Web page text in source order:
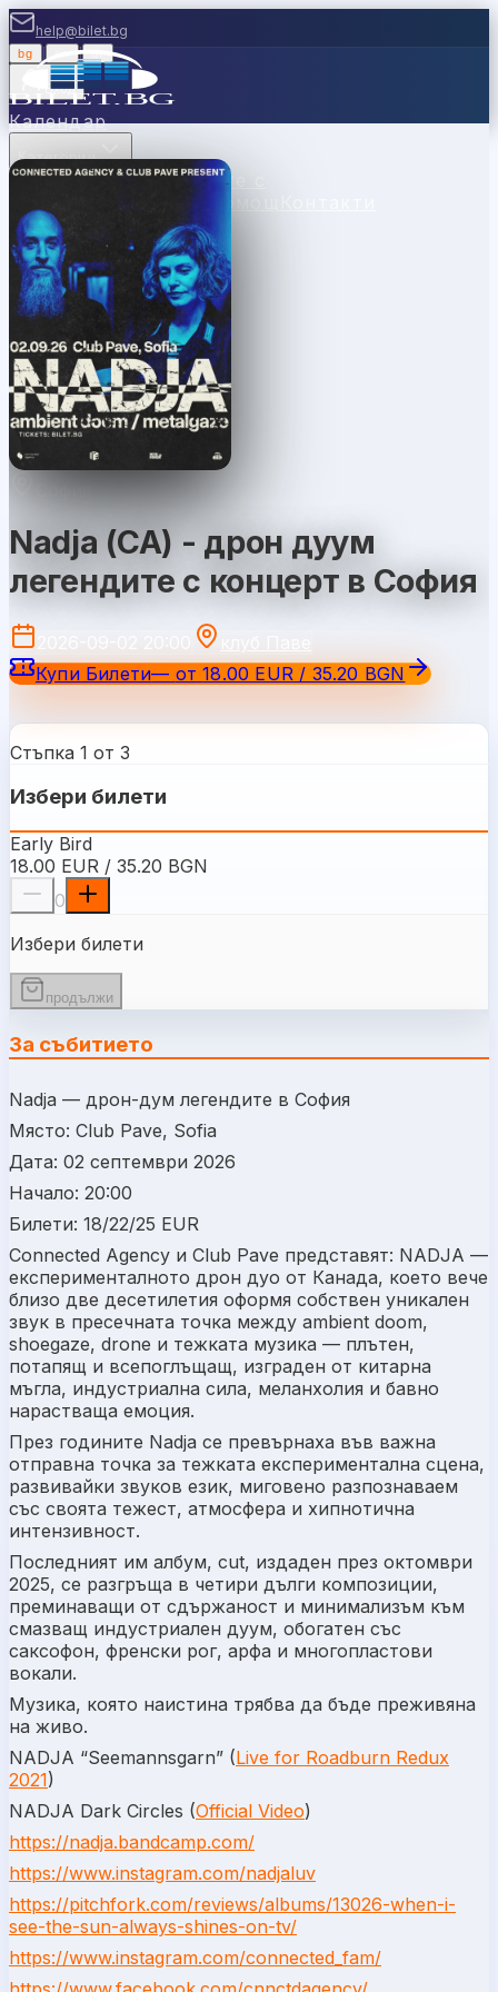
help@bilet.bg
bg |
Вход
Календар
Категории
МестаКасиПродавайте с
Ваучери Новини
София
Nadja (CA) - дрон дуум
легендите с концерт в София
Купи Билети— от 18.00 EUR / 35.20 BGN
Стъпка 1 от 3
Избери билети
Early Bird
18.00 EUR / 35.20 BGN
0
Избери билети
продължи
За събитието
Nadja — дрон-дум легендите в София
Място: Club Pave, Sofia
Дата: 02 септември 2026
Начало: 20:00
Билети: 18/22/25 EUR
Connected Agency и Club Pave представят: NADJA —
експерименталното дрон дуо от Канада, което вече
близо две десетилетия оформя собствен уникален
звук в пресечната точка между ambient doom,
shoegaze, drone и тежката музика — плътен,
потапящ и всепоглъщащ, изграден от китарна
мъгла, индустриална сила, меланхолия и бавно
нарастваща емоция.
През годините Nadja се превърнаха във важна
отправна точка за тежката експериментална сцена,
развивайки звуков език, миговено разпознаваем
със своята тежест, атмосфера и хипнотична
интензивност.
Последният им албум, cut, издаден през октомври
2025, се разгръща в четири дълги композиции,
преминаващи от сдържаност и минимализъм към
смазващ индустриален дуум, обогатен със
саксофон, френски рог, арфа и многопластови
вокали.
Музика, която наистина трябва да бъде преживяна
на живо.
NADJA “Seemannsgarn” (Live for Roadburn Redux
2021)
NADJA Dark Circles (Official Video)
https://nadja.bandcamp.com/
https://www.instagram.com/nadjaluv
https://pitchfork.com/reviews/albums/13026-when-i-
see-the-sun-always-shines-on-tv/
https://www.instagram.com/connected_fam/